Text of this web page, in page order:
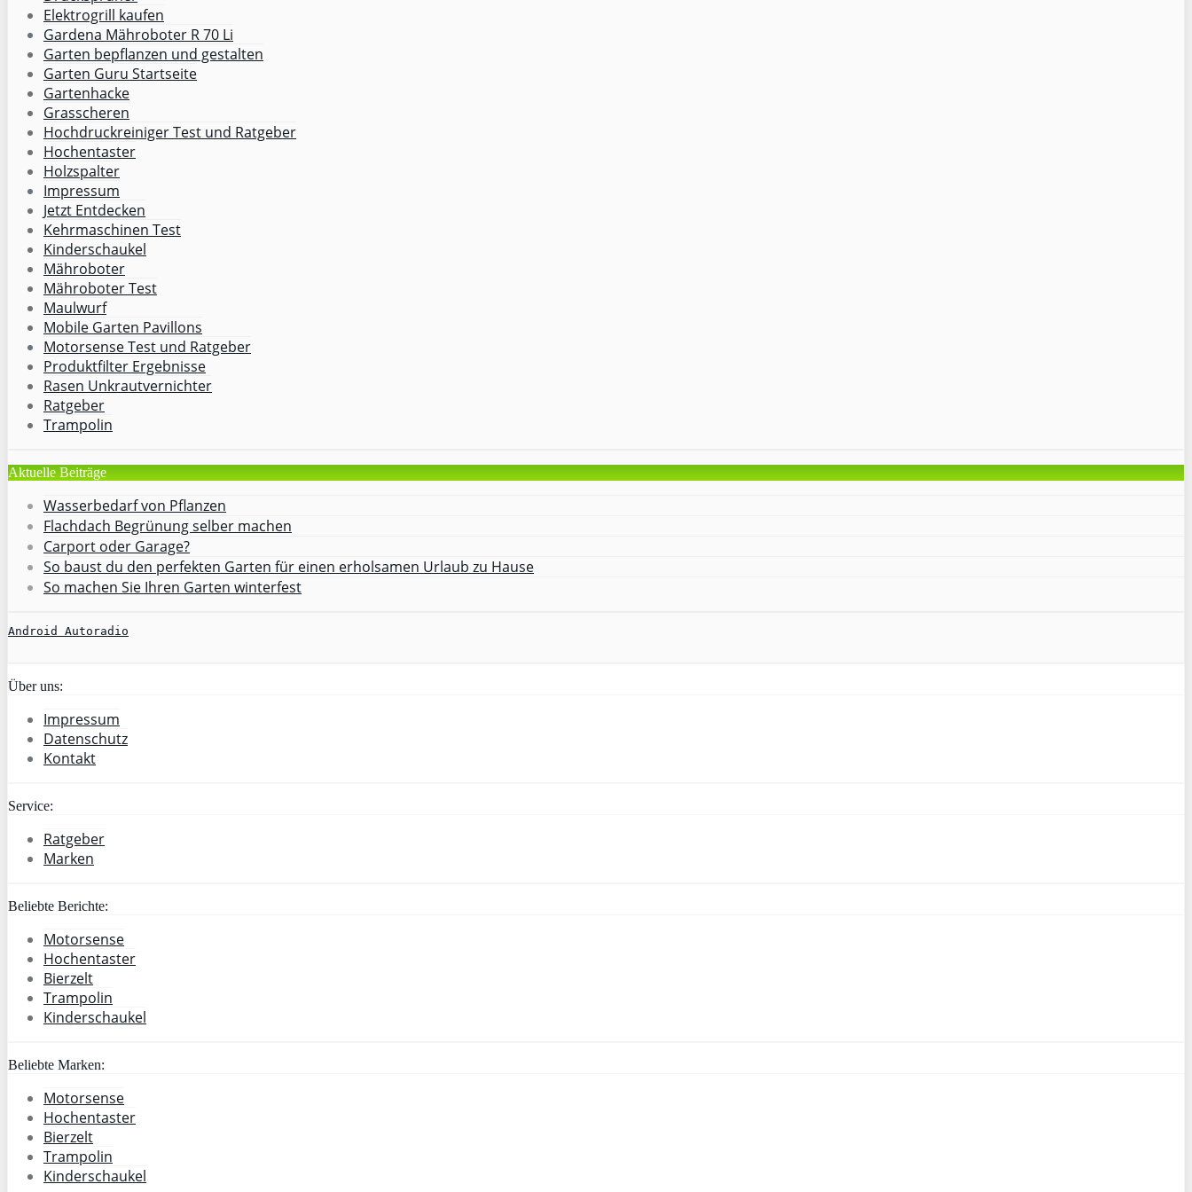
Elektrogrill kaufen
Gardena Mähroboter R 70 Li
Garten bepflanzen und gestalten
Garten Guru Startseite
Gartenhacke
Grasscheren
Hochdruckreiniger Test und Ratgeber
Hochentaster
Holzspalter
Impressum
Jetzt Entdecken
Kehrmaschinen Test
Kinderschaukel
Mähroboter
Mähroboter Test
Maulwurf
Mobile Garten Pavillons
Motorsense Test und Ratgeber
Produktfilter Ergebnisse
Rasen Unkrautvernichter
Ratgeber
Trampolin
Aktuelle Beiträge
Wasserbedarf von Pflanzen
Flachdach Begrünung selber machen
Carport oder Garage?
So baust du den perfekten Garten für einen erholsamen Urlaub zu Hause
So machen Sie Ihren Garten winterfest
Android Autoradio
Über uns:
Impressum
Datenschutz
Kontakt
Service:
Ratgeber
Marken
Beliebte Berichte:
Motorsense
Hochentaster
Bierzelt
Trampolin
Kinderschaukel
Beliebte Marken:
Motorsense
Hochentaster
Bierzelt
Trampolin
Kinderschaukel